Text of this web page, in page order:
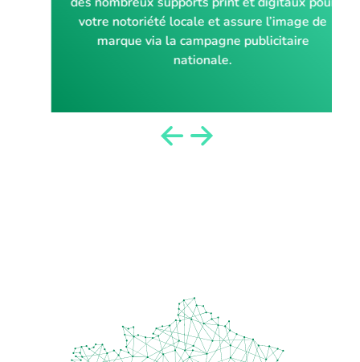
votre notoriété locale et assure l’image de
marque via la campagne publicitaire
nationale.